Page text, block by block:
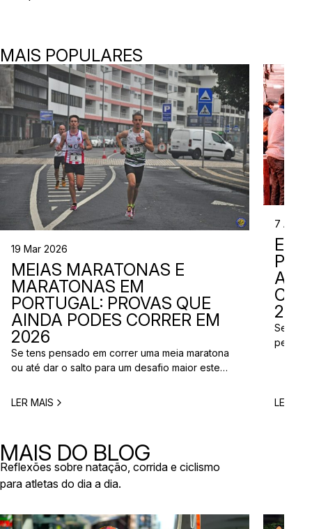
MAIS POPULARES
19 Mar 2026
MEIAS MARATONAS E
MARATONAS EM
PORTUGAL: PROVAS QUE
AINDA PODES CORRER EM
2026
Se tens pensado em correr uma meia maratona
ou até dar o salto para um desafio maior este
planear. Entre a primavera e o verão, o
LER MAIS
7 Abr
Se
perto
LER
MAIS DO BLOG
Reflexões sobre natação, corrida e ciclismo
para atletas do dia a dia.